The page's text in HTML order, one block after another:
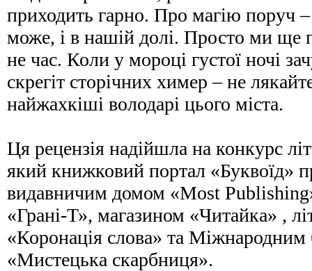
приходить гарно. Про магію поруч –
може, і в нашій долі. Просто ми ще
не час. Коли у мороці густої ночі
скрегіт сторічних химер – не
найжахкіші володарі цього міста.
Ця рецензія надійшла на конкурс
який книжковий портал «Буквоїд»
видавничим домом «Most
«Грані-Т», магазином «Читайка» ,
«Коронація слова» та
«Мистецька скарбниця».